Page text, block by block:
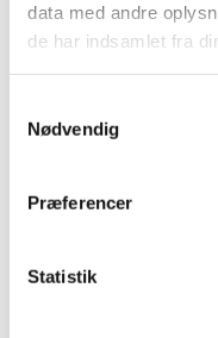
data med andre
de har indsamlet fra
Nødvendig
Præferencer
Statistik
TP-AE
controllers